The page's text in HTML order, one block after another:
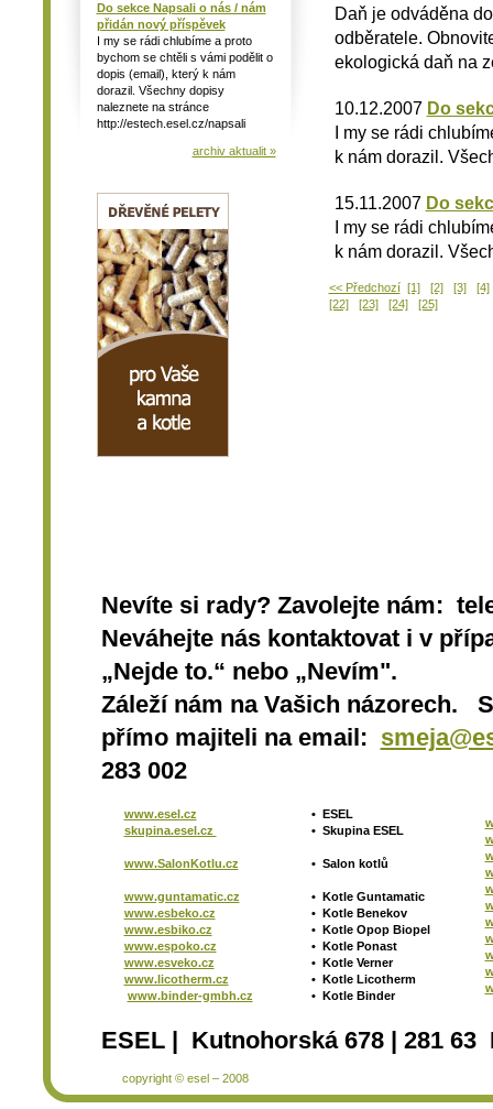
Do sekce Napsali o nás / nám
přidán nový příspěvek
I my se rádi chlubíme a proto
bychom se chtěli s vámi podělit o
dopis (email), který k nám
dorazil. Všechny dopisy
naleznete na stránce
http://estech.esel.cz/napsali
archiv aktualit »
Daň je odváděna
odběratele.
ekologická daň na
10.12.2007 Do
I my se rádi
k nám dorazil.
15.11.2007 Do
I my se rádi
k nám dorazil.
<< Předchozí [1] [2] [3]
[4]
[22]
[23] [24] [25]
Nevíte si rady? Zavolejte nám:
Neváhejte nás kontaktovat i v
„Nejde to.“ nebo „Nevím".
Záleží nám na Vašich názorech.
přímo majiteli na email:
283 002
www.esel.cz
skupina.esel.cz
www.SalonKotlu.cz
www.guntamatic.cz
www.esbeko.cz
www.esbiko.cz
www.espoko.cz
www.esveko.cz
www.licotherm.cz
www.binder-gmbh.cz
• ESEL
• Skupina ESEL
• Salon kotlů
• Kotle Guntamatic
• Kotle Benekov
• Kotle Opop Biopel
• Kotle Ponast
• Kotle Verner
• Kotle Licotherm
• Kotle Binder
ESEL | Kutnohorská 678 | 281
copyright © esel – 2008